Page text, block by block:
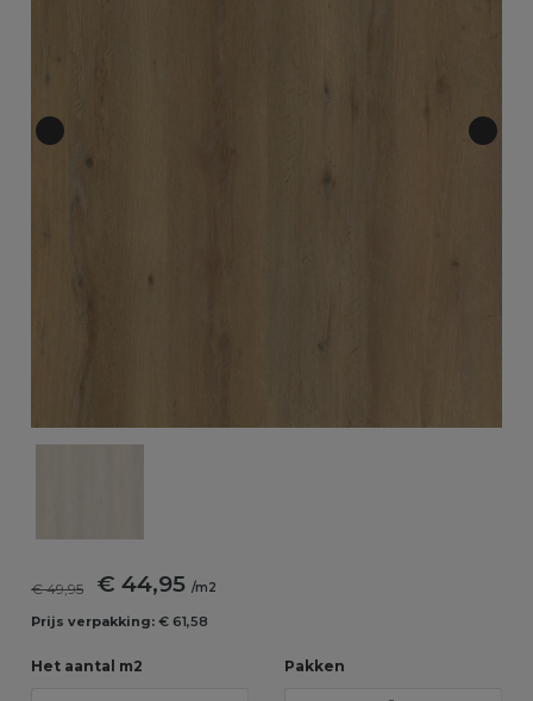
€ 49,95 € 44,95/m2
Prijs verpakking: € 61,58
Het aantal m2 Pakken